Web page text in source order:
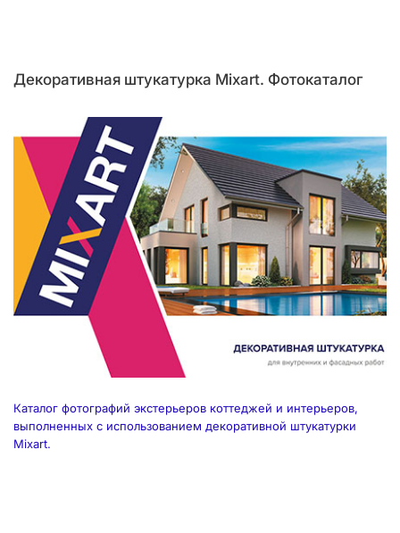
Декоративная штукатурка Mixart. Фотокаталог
Каталог фотографий экстерьеров коттеджей и интерьеров,
выполненных с использованием декоративной штукатурки
Mixart.